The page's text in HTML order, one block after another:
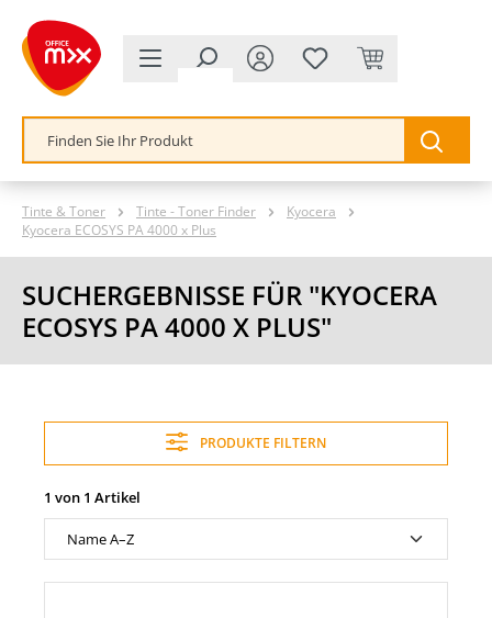
springen
Tinte & Toner Tinte - Toner Finder
Kyocera
Kyocera ECOSYS PA 4000 x Plus
SUCHERGEBNISSE FÜR "KYOCERA
ECOSYS PA 4000 X PLUS"
PRODUKTE FILTERN
1 von 1 Artikel